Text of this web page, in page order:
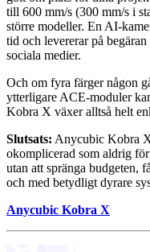
till 600 mm/s (300 mm/s i
större modeller. En AI-
tid och levererar på
sociala medier.
Och om fyra färger någon
ytterligare ACE-moduler
Kobra X växer alltså helt
Slutsats: Anycubic Kobra
okomplicerad som aldrig
utan att spränga budgeten,
och med betydligt dyrare
Anycubic Kobra X